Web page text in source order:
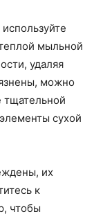
мыльной
удаляя
можно
тщательной
сухой
их
к
чтобы